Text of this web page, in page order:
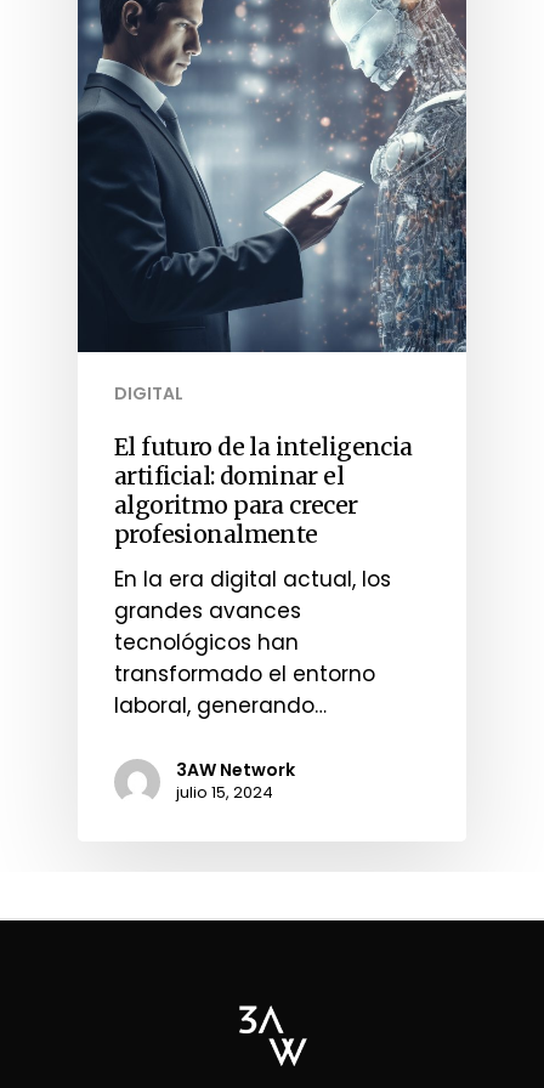
DIGITAL
El futuro de la inteligencia
artificial: dominar el
algoritmo para crecer
profesionalmente
En la era digital actual, los
grandes avances
tecnológicos han
transformado el entorno
laboral, generando…
3AW Network
julio 15, 2024